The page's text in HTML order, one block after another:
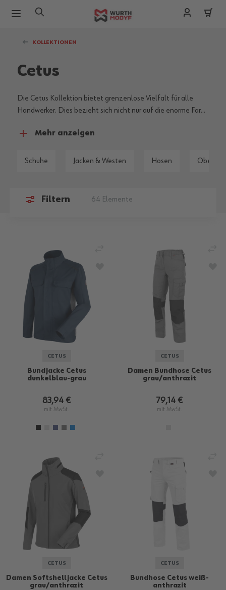
KOLLEKTIONEN
Cetus
Die Cetus Kollektion bietet grenzenlose Vielfalt für alle
Handwerker. Dies bezieht sich nicht nur auf die enorme Farb
vorteilhaften Details sowie die breite Produktpalette dieser
Mehr anzeigen
Schuhe Jacken & Westen Hosen
Filtern 64 Elemente
CETUS
Bundjacke Cetus
dunkelblau-grau
83,94 €
mit MwSt.
ZUR WUNSCHLISTE HINZUFÜGEN
CETUS
Damen Bundhose Cetus
grau/anthrazit
79,14 €
mit MwSt.
CETUS
Damen Softshelljacke Cetus
grau/anthrazit
ZUR WUNSCHLISTE HINZUFÜGEN
CETUS
Bundhose Cetus weiß-
anthrazit